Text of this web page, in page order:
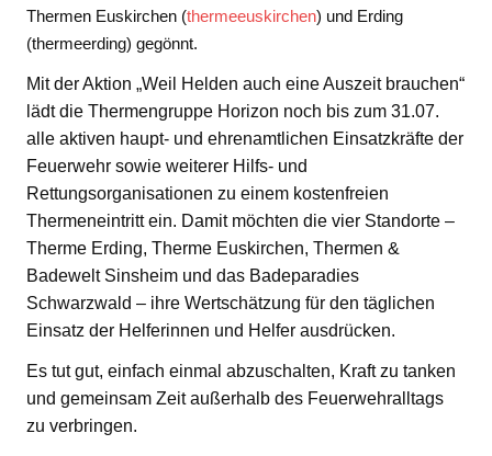
Thermen Euskirchen (thermeeuskirchen) und Erding
(thermeerding) gegönnt.
Mit der Aktion „Weil Helden auch eine Auszeit brauchen“
lädt die Thermengruppe Horizon noch bis zum 31.07.
alle aktiven haupt- und ehrenamtlichen Einsatzkräfte der
Feuerwehr sowie weiterer Hilfs- und
Rettungsorganisationen zu einem kostenfreien
Thermeneintritt ein. Damit möchten die vier Standorte –
Therme Erding, Therme Euskirchen, Thermen &
Badewelt Sinsheim und das Badeparadies
Schwarzwald – ihre Wertschätzung für den täglichen
Einsatz der Helferinnen und Helfer ausdrücken.
Es tut gut, einfach einmal abzuschalten, Kraft zu tanken
und gemeinsam Zeit außerhalb des Feuerwehralltags
zu verbringen.